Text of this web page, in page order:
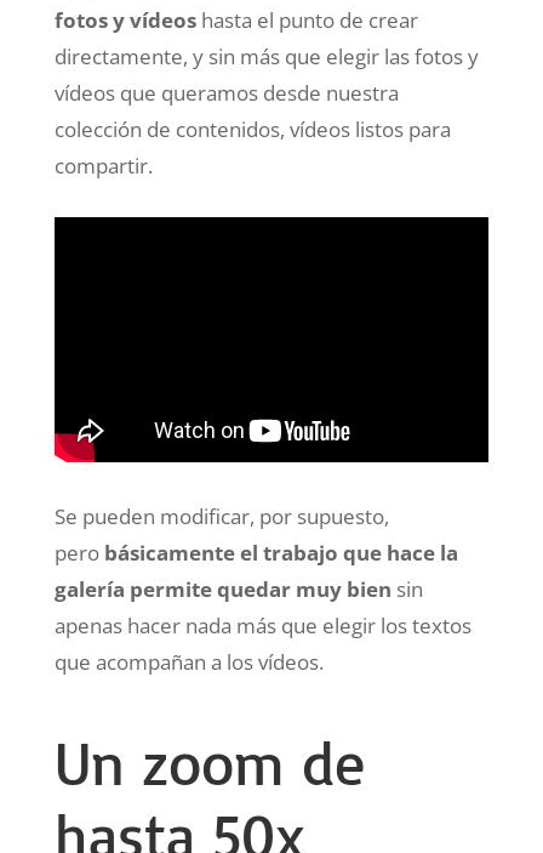
fotos y vídeoshasta el punto de crear
directamente, y sin más que elegir las fotos y
vídeos que queramos desde nuestra
colección de contenidos, vídeos listos para
compartir.
Se pueden modificar, por supuesto,
pero básicamente el trabajo que hace la
galería permite quedar muy bien sin
apenas hacer nada más que elegir los textos
que acompañan a los vídeos.
Un zoom de
hasta 50x